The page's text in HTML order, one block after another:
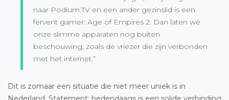
naar Podium.TV en een ander gezinslid is een
fervent gamer: Age of Empires 2. Dan laten we
onze slimme apparaten nog buiten
beschouwing, zoals de vriezer die zijn verbonden
met het internet.”
Dit is zomaar een situatie die niet meer uniek is in